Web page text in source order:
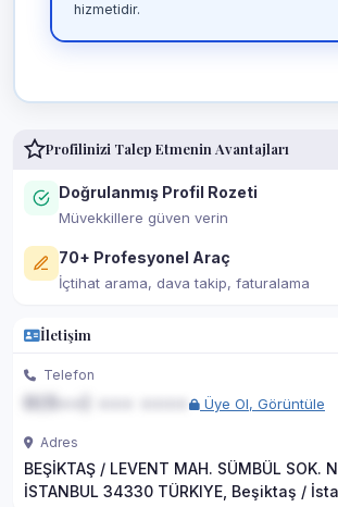
hizmetidir.
Profilinizi Talep Etmenin Avantajları
Doğrulanmış Profil Rozeti
Müvekkillere güven verin
70+ Profesyonel Araç
İçtihat arama, dava takip, faturalama
İletişim
Telefon
Üye Ol, Görüntüle
Adres
BEŞİKTAŞ / LEVENT MAH. SÜMBÜL SOK.
İSTANBUL 34330 TÜRKIYE, Beşiktaş /